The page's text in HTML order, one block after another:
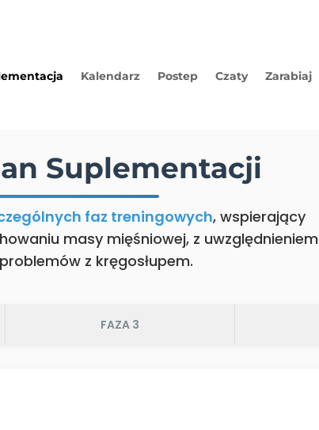
Kalendarz Postep Czaty Zarabiaj
Suplementacji
faz treningowych, wspierający
masy mięśniowej, z uwzględnieniem
z kręgosłupem.
FAZA 3